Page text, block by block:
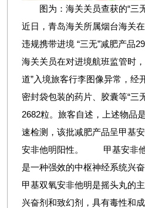
图为：海关关员查获的“
近日，青岛海关所属烟台海关
违规携带进境 “三无”减肥产
海关关员在对进境航班监管时
道”入境旅客行李图像异常，经
密封袋包装的药片、胶囊等“三
2682粒。旅客自述，上述物品
速检测，该批减肥产品呈甲基
安非他明阳性。 甲基安非他
是一种强效的中枢神经系统兴
甲基双氧安非他明是摇头丸的
兴奋剂和致幻剂，具有毒性和